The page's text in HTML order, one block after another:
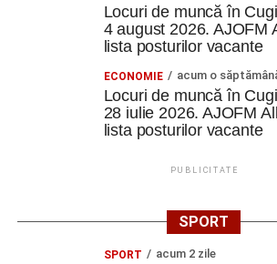
Locuri de muncă în
4 august 2026. AJOFM
lista posturilor vacante
ECONOMIE acum o
Locuri de muncă în
28 iulie 2026. AJOFM
lista posturilor vacante
PUBLICITATE
SPORT
SPORT acum 2 zile